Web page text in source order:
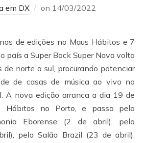
em DX on 14/03/2022
de edições no Maus Hábitos e 7
país a Super Bock Super Nova volta
de norte a sul, procurando potenciar
de casas de música ao vivo no
A nova edição arranca a dia 19 de
Hábitos no Porto, e passa pela
Eborense (2 de abril), pelo
pelo Salão Brazil (23 de abril),